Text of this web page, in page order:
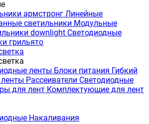
армстронг Линейные
светильники Модульные
downlight Светодиодные
грильято
ленты Блоки питания Гибкий
Рассеиватели Светодиодные
для лент Комплектующие для лент
Накаливания